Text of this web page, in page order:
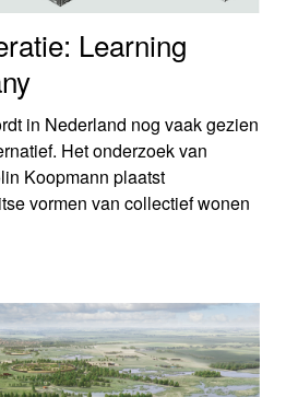
Learning
in Nederland nog vaak gezien
Het onderzoek van
Koopmann plaatst
vormen van collectief wonen
zien: voor elke woonwens,